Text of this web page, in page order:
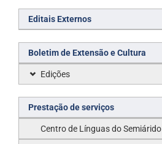
Editais Externos
Boletim de Extensão e Cultura
Edições
Prestação de serviços
Centro de Línguas do Semiárido